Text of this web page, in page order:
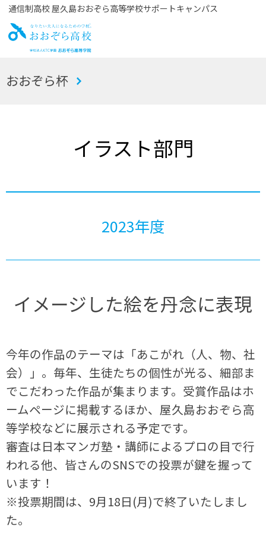
通信制高校 屋久島おおぞら高等学校サポートキャンパス
お
おおぞら杯
イラスト部門
2023年度
イメージした絵を丹念に表現
今年の作品のテーマは「あこがれ（人、物、社
会）」。毎年、生徒たちの個性が光る、細部ま
でこだわった作品が集まります。受賞作品はホ
ームページに掲載するほか、屋久島おおぞら高
等学校などに展示される予定です。
審査は日本マンガ塾・講師によるプロの目で行
われる他、皆さんのSNSでの投票が鍵を握って
います！
※投票期間は、9月18日(月)で終了いたしまし
た。